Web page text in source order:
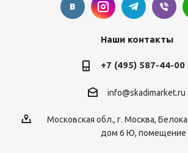
Наши контакты
+7 (495) 587-44-00
info@skadimarket.ru
Московская обл., г. Москва,
дом 6 Ю, помещение